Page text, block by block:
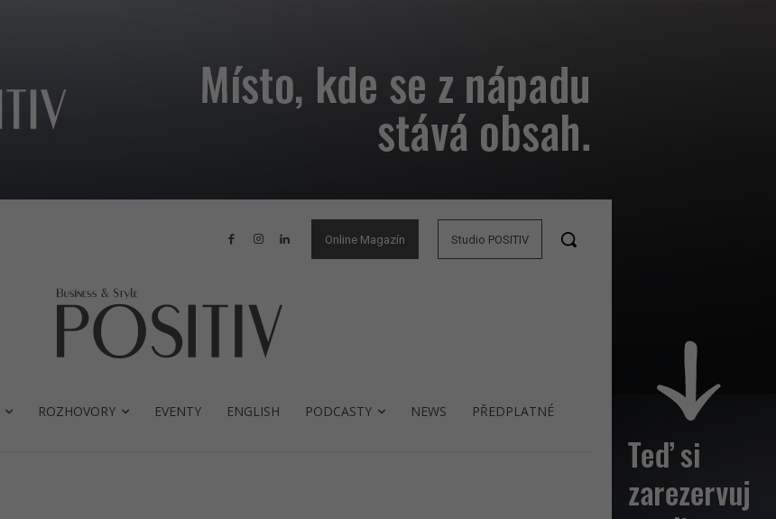
Online Magazín Studio POSITIV
ROZHOVORY EVENTY ENGLISH PODCASTY NEWS PŘEDPLATNÉ